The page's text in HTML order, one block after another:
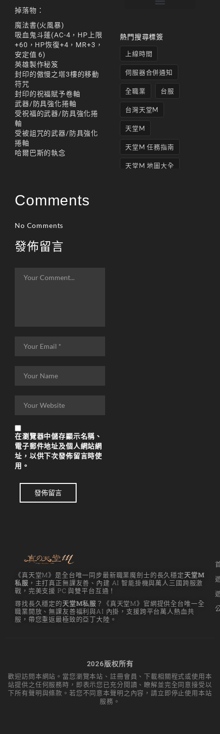
掉落物：
魔法書(火風暴)
吸血鬼斗蓬(AC-4，HP上限
+60，HP恢復+4，MR+3，
安定值 6)
英雄製作秘笈
封印的傲慢之塔3樓的移動
符咒
封印的祝福賦予卷軸
武器/防具強化捲軸
受祝福的武器/防具強化捲
軸
受被詛咒的武器/防具強化
捲軸
哈爾巴斯的執念
Comments
No Comments
發佈留言
在瀏覽器中儲存顯示名稱、
電子郵件地址及個人網站網
址，以供下次發佈留言時使
用。
發佈留言
熱門搜尋標簽
上線時間
伺服器合併通知
全職業 台服
台灣天堂M
天堂M
天堂M 任務指南
天堂M 地圖大全
리니지M 무과금
리니지M 무기
리니지M 사냥터
리니지M 신입 가이드
리니지M 아덴 생존 가
《真天堂M》是全台唯一同步最新職業魔劍士的長久穩定天堂M
私服 ，主打真正無課友善、內建 AI 智能掛機與萬人三國跨服激
戰，完美支援 PC 與雙平台互通！
尋找長久穩定的天堂M私服 ？《真天堂M》官網提供全台唯一全
職業開放、無課友善福利與AI 內掛，支援跨平台萬人熱血共
服，帶您重返最極致的亞丁大陸。
2026版权所有
歡迎訪問本網站。當您瀏覽本站、註冊會員、下載相關程式或使用本
站提供之任何服務時，即表示您已充分閱讀、瞭解並完全同意接受以
下所有聲明與條款。若您不同意本聲明之內容，請立即停止使用本站
服務。